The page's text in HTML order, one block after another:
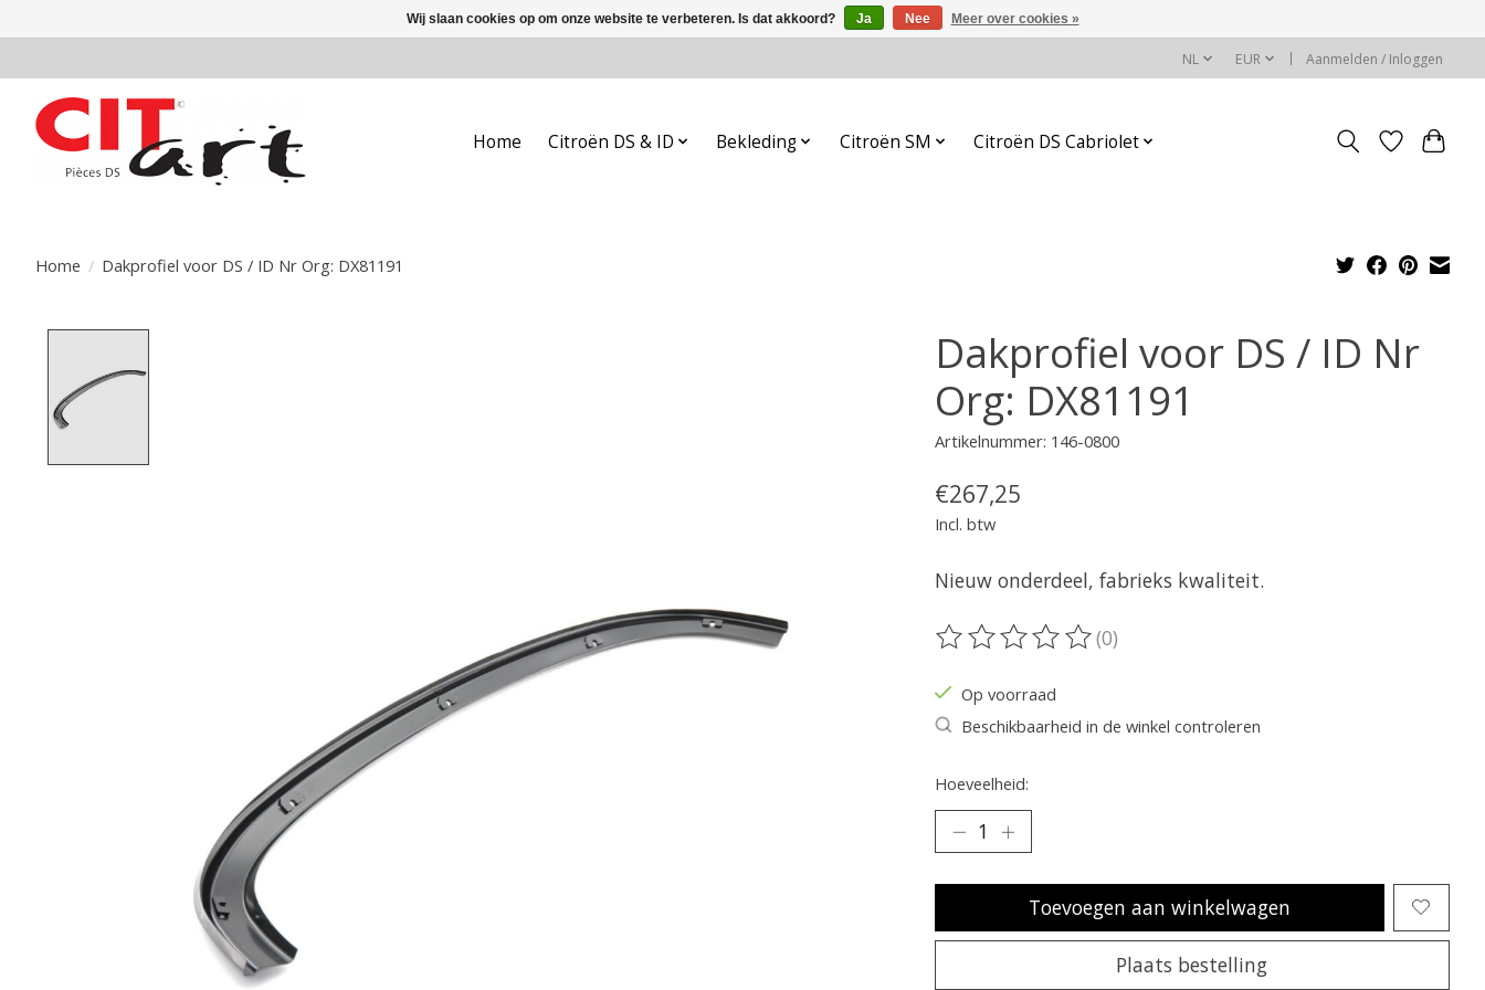
NL EUR Aanmelden / Inloggen
Home Citroën DS & ID Bekleding Citroën SM Citroën DS Cabriolet
Home / Dakprofiel voor DS / ID Nr Org: DX81191
Dakprofiel voor DS / ID Nr
Org: DX81191
Artikelnummer: 146-0800
€267,25
Incl. btw
Nieuw onderdeel, fabrieks kwaliteit.
De beoordeling van dit product is
(0)
Op voorraad
Beschikbaarheid in de winkel controleren
Hoeveelheid:
Toevoegen aan winkelwagen
Plaats bestelling
Wij slaan cookies op om onze website te verbeteren. Is dat akkoord? Ja Nee Meer over cookies »